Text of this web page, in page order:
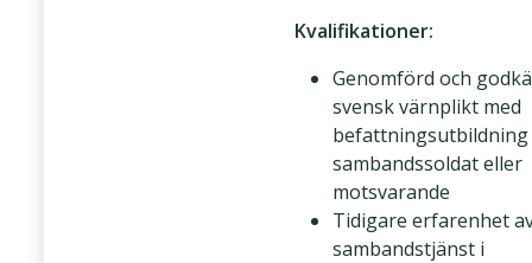
Kvalifikationer:
Genomförd och
svensk värnplikt med
befattningsutbildning
sambandssoldat eller
motsvarande
Tidigare erfarenhet
sambandstjänst i